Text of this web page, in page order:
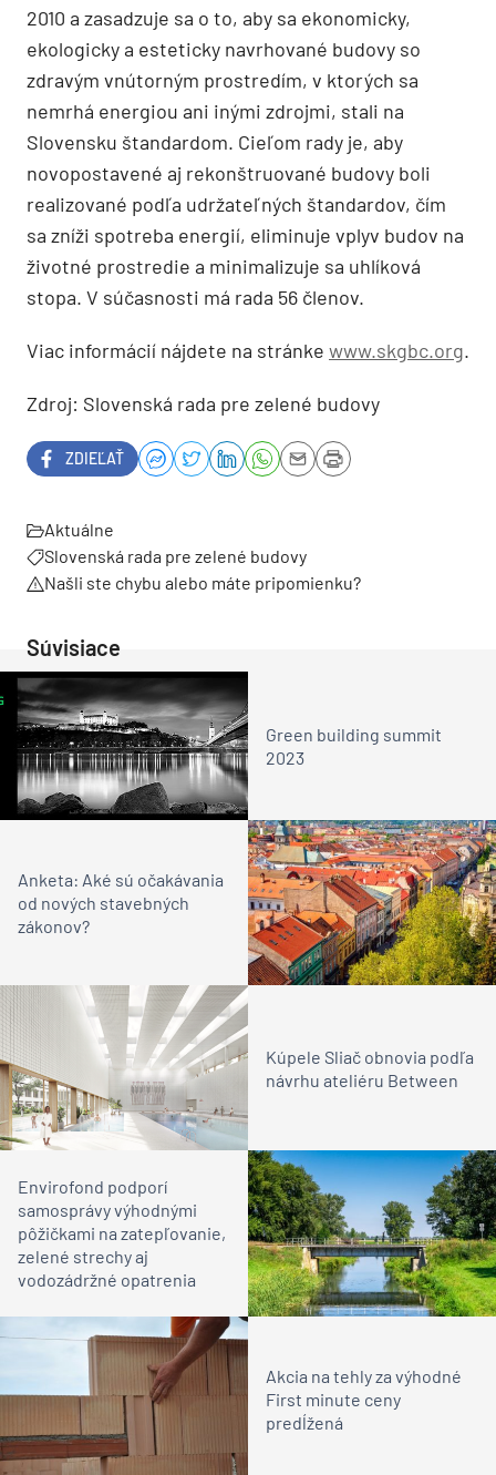
2010 a zasadzuje sa o to, aby sa ekonomicky,
ekologicky a esteticky navrhované budovy so
zdravým vnútorným prostredím, v ktorých sa
nemrhá energiou ani inými zdrojmi, stali na
Slovensku štandardom. Cieľom rady je, aby
novopostavené aj rekonštruované budovy boli
realizované podľa udržateľných štandardov, čím
sa zníži spotreba energií, eliminuje vplyv budov na
životné prostredie a minimalizuje sa uhlíková
stopa. V súčasnosti má rada 56 členov.
Viac informácií nájdete na stránke www.skgbc.org.
Zdroj: Slovenská rada pre zelené budovy
ZDIEĽAŤ
Aktuálne
Slovenská rada pre zelené budovy
Našli ste chybu alebo máte pripomienku?
Súvisiace
Green building summit
2023
Anketa: Aké sú očakávania
od nových stavebných
zákonov?
Kúpele Sliač obnovia podľa
návrhu ateliéru Between
Envirofond podporí
samosprávy výhodnými
pôžičkami na zatepľovanie,
zelené strechy aj
vodozádržné opatrenia
Akcia na tehly za výhodné
First minute ceny
predĺžená